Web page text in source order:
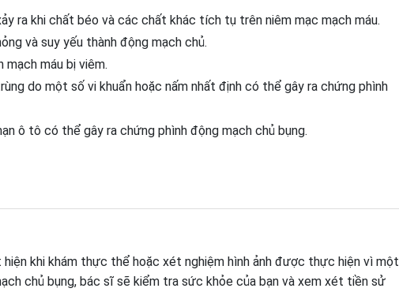
ra khi chất béo và các chất khác tích tụ trên niêm mạc mạch máu.
và suy yếu thành động mạch chủ.
mạch máu bị viêm.
do một số vi khuẩn hoặc nấm nhất định có thể gây ra chứng phình
ô tô có thể gây ra chứng phình động mạch chủ bụng.
khi khám thực thể hoặc xét nghiệm hình ảnh được thực hiện vì một
chủ bụng, bác sĩ sẽ kiểm tra sức khỏe của bạn và xem xét tiền sử